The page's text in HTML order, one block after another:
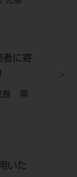
者に寄
長 黒
いた